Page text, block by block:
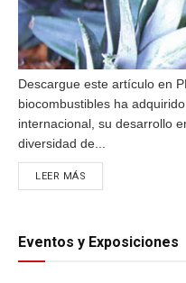
Descargue este artículo en
biocombustibles ha
internacional, su desarrollo
diversidad de...
LEER MÁS
Eventos y Exposiciones